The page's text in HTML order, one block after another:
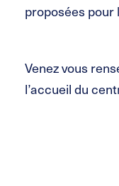
proposées pour
Venez vous
l’accueil du